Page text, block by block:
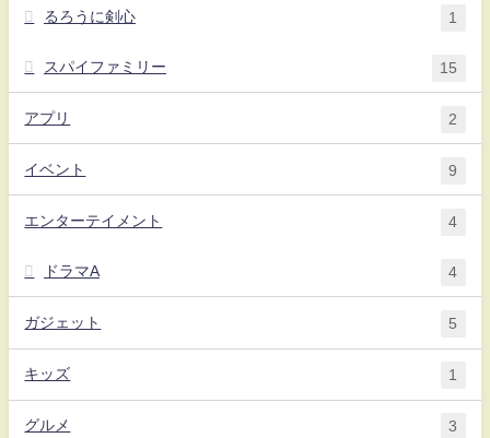
るろうに剣心 1
スパイファミリー 15
アプリ 2
イベント 9
エンターテイメント 4
ドラマA 4
ガジェット 5
キッズ 1
グルメ 3